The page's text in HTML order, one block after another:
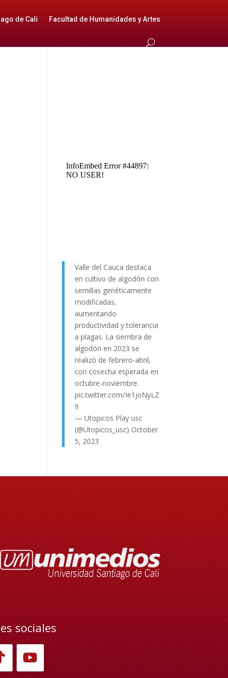
de Cali Facultad de Humanidades y Artes
Valle del Cauca destaca
en cultivo de algodón con
semillas genéticamente
modificadas,
aumentando
productividad y tolerancia
a plagas. La siembra de
algodón en 2023 se
realizó de febrero-abril,
con cosecha esperada en
octubre-noviembre.
pic.twitter.com/Ie1joNyLZ
9
— Utopicos Play usc
(@Utopicos_usc) October
5, 2023
sociales